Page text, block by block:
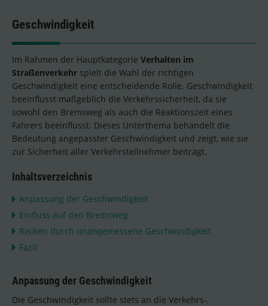
Geschwindigkeit
Im Rahmen der Hauptkategorie Verhalten im
Straßenverkehr spielt die Wahl der richtigen
Geschwindigkeit eine entscheidende Rolle. Geschwindigkeit
beeinflusst maßgeblich die Verkehrssicherheit, da sie
sowohl den Bremsweg als auch die Reaktionszeit eines
Fahrers beeinflusst. Dieses Unterthema behandelt die
Bedeutung angepasster Geschwindigkeit und zeigt, wie sie
zur Sicherheit aller Verkehrsteilnehmer beiträgt.
Inhaltsverzeichnis
Anpassung der Geschwindigkeit
Einfluss auf den Bremsweg
Risiken durch unangemessene Geschwindigkeit
Fazit
Anpassung der Geschwindigkeit
Die Geschwindigkeit sollte stets an die Verkehrs-,